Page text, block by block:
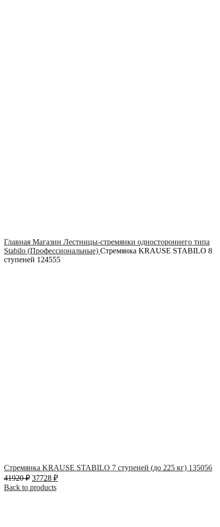
Главная Магазин Лестницы-стремянки одностороннего типа
Stabilo (Профессиональные) Стремянка KRAUSE STABILO 8
ступеней 124555
Стремянка KRAUSE STABILO 7 ступеней (до 225 кг) 135056
41920₽ 37728 ₽
Back to products